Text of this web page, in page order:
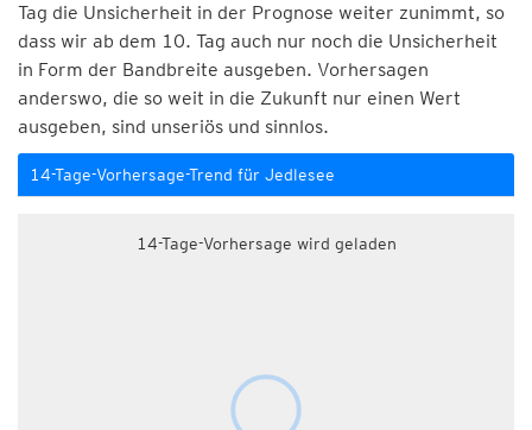
Tag die Unsicherheit in der Prognose weiter zunimmt, so
dass wir ab dem 10. Tag auch nur noch die Unsicherheit
in Form der Bandbreite ausgeben. Vorhersagen
anderswo, die so weit in die Zukunft nur einen Wert
ausgeben, sind unseriös und sinnlos.
14-Tage-Vorhersage-Trend für Jedlesee
14-Tage-Vorhersage wird geladen